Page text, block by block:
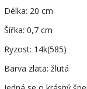
Délka: 20 cm
Šířka: 0,7 cm
Ryzost: 14k(585)
Barva zlata: žlutá